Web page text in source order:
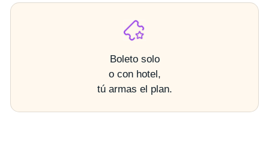
Boleto solo
o con hotel,
tú armas el plan.